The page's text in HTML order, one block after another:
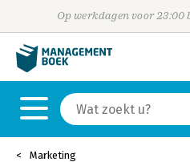
Op werkdagen voor 23:00
Marketing